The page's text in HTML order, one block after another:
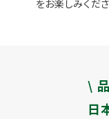
をお楽しみくださ
\
日